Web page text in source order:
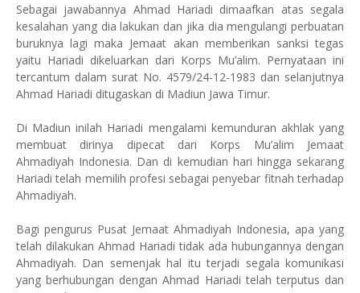
Sebagai jawabannya Ahmad Hariadi dimaafkan atas segala
kesalahan yang dia lakukan dan jika dia mengulangi perbuatan
buruknya lagi maka Jemaat akan memberikan sanksi tegas
yaitu Hariadi dikeluarkan dari Korps Mu’alim. Pernyataan ini
tercantum dalam surat No. 4579/24-12-1983 dan selanjutnya
Ahmad Hariadi ditugaskan di Madiun Jawa Timur.
Di Madiun inilah Hariadi mengalami kemunduran akhlak yang
membuat dirinya dipecat dari Korps Mu’alim Jemaat
Ahmadiyah Indonesia. Dan di kemudian hari hingga sekarang
Hariadi telah memilih profesi sebagai penyebar fitnah terhadap
Ahmadiyah.
Bagi pengurus Pusat Jemaat Ahmadiyah Indonesia, apa yang
telah dilakukan Ahmad Hariadi tidak ada hubungannya dengan
Ahmadiyah. Dan semenjak hal itu terjadi segala komunikasi
yang berhubungan dengan Ahmad Hariadi telah terputus dan